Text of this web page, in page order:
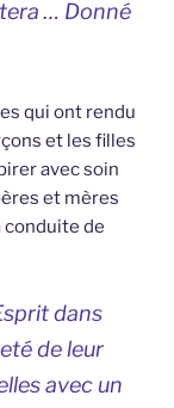
… Donné
qui ont rendu
et les filles
avec soin
et mères
de
dans
de leur
avec un